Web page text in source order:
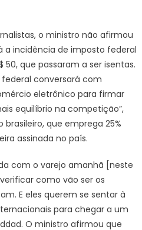
o ministro não afirmou
a incidência de imposto federal
50, que passaram a ser isentas.
conversará com
eletrônico para firmar
equilíbrio na competição”,
que emprega 25%
assinada no país.
com o varejo amanhã [neste
como vão ser os
E eles querem se sentar à
para chegar a um
O ministro afirmou que